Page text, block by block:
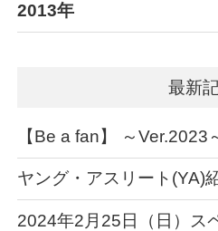
2013年
最新
【Be a fan】 ～Ver.2023
ヤング・アスリート(YA)
2024年2月25日（日）ス